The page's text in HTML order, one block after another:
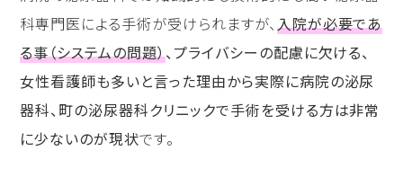
科専門医による手術が受けられますが、入院が必要であ
る事（システムの問題）、プライバシーの配慮に欠ける、
女性看護師も多いと言った理由から実際に病院の泌尿
器科、町の泌尿器科クリニックで手術を受ける方は非常
に少ないのが現状です。